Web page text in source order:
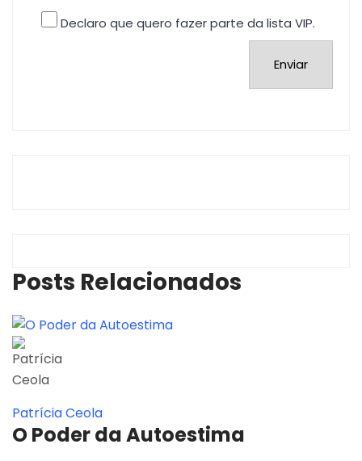
Declaro que quero fazer parte da lista VIP.
Posts Relacionados
Patrícia Ceola
O Poder da Autoestima